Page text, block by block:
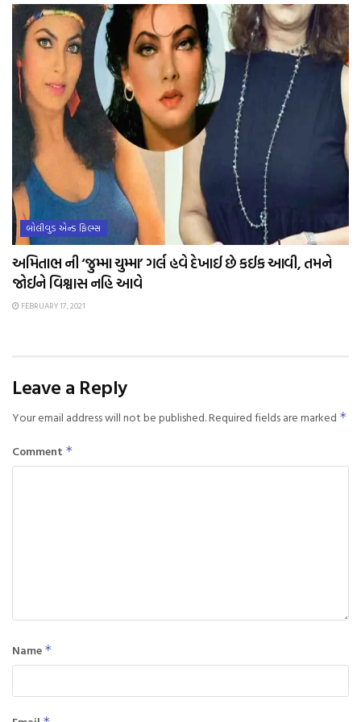
બોલીવુડ એન્ડ ફિલ્મ્સ
અમિતાભ ની ‘જુમ્મા ચુમ્મા’ ગર્લ હવે દેખાઈ છે કઈક આવી, તમને
જોઈને વિશ્વાસ નહિ આવે
FEBRUARY 17, 2021
Leave a Reply
Your email address will not be published.Required fields are marked *
Comment *
Name *